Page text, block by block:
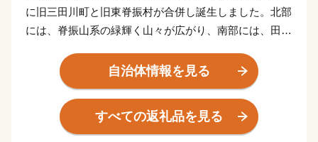
に旧三田川町と旧東脊振村が合併し誕生しました。北部
には、脊振山系の緑輝く山々が広がり、南部には、田手
は、陸上自衛隊目達原駐屯地が所在し、基地と共存する
町としての特性も有しています。加えて邪馬台国を彷彿
とさせる吉野ヶ里遺跡をはじめとする歴史・文化資源
や、さざんか自生北限地などの自然環境資源、道の駅さ
自治体情報を見る
すべての返礼品を見る